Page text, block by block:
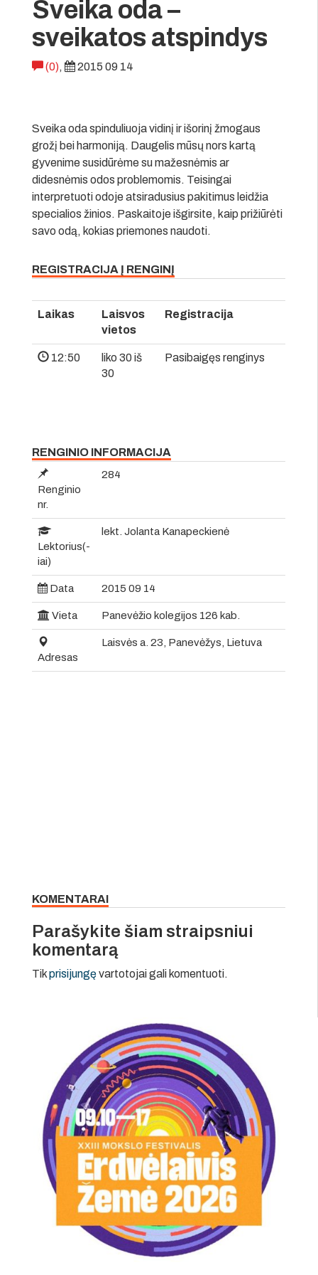
Sveika oda –
sveikatos atspindys
(0), 2015 09 14
Sveika oda spinduliuoja vidinį ir išorinį žmogaus
grožį bei harmoniją. Daugelis mūsų nors kartą
gyvenime susidūrėme su mažesnėmis ar
didesnėmis odos problemomis. Teisingai
interpretuoti odoje atsiradusius pakitimus leidžia
specialios žinios. Paskaitoje išgirsite, kaip prižiūrėti
savo odą, kokias priemones naudoti.
REGISTRACIJA Į RENGINĮ
Laikas
Laisvos
vietos
Registracija
12:50
liko 30 iš
30
Pasibaigęs renginys
RENGINIO INFORMACIJA
Renginio
nr.
284
Lektorius(-
iai)
lekt. Jolanta Kanapeckienė
Data 2015 09 14
Vieta Panevėžio kolegijos 126 kab.
Adresas
Laisvės a. 23, Panevėžys, Lietuva
KOMENTARAI
Parašykite šiam straipsniui
komentarą
Tikprisijungęvartotojai gali komentuoti.